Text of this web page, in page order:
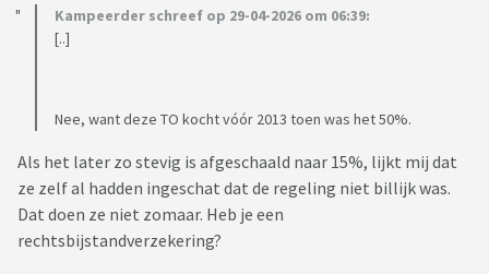
Kampeerder schreef op 29-04-2026 om 06:39:
[..]
Nee, want deze TO kocht vóór 2013 toen was het 50%.
Als het later zo stevig is afgeschaald naar 15%, lijkt mij dat
ze zelf al hadden ingeschat dat de regeling niet billijk was.
Dat doen ze niet zomaar. Heb je een
rechtsbijstandverzekering?